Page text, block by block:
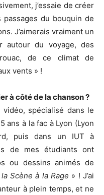
j’essaie de créer
du bouquin de
J’aimerais vraiment un
autour du voyage, des
de ce climat de
vents » !
à côté de la chanson ?
spécialisé dans le
ans à la fac à Lyon (Lyon
puis dans un IUT à
de mes étudiants ont
ou dessins animés de
Scène à la Rage » ! J’ai
à plein temps, et ne